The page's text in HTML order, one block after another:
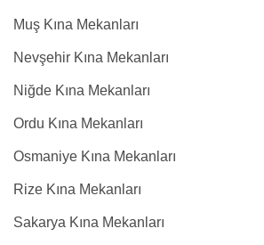
Muş Kına Mekanları
Nevşehir Kına Mekanları
Niğde Kına Mekanları
Ordu Kına Mekanları
Osmaniye Kına Mekanları
Rize Kına Mekanları
Sakarya Kına Mekanları